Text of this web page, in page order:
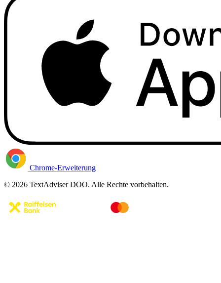
Chrome-Erweiterung
© 2026 TextAdviser DOO. Alle Rechte vorbehalten.